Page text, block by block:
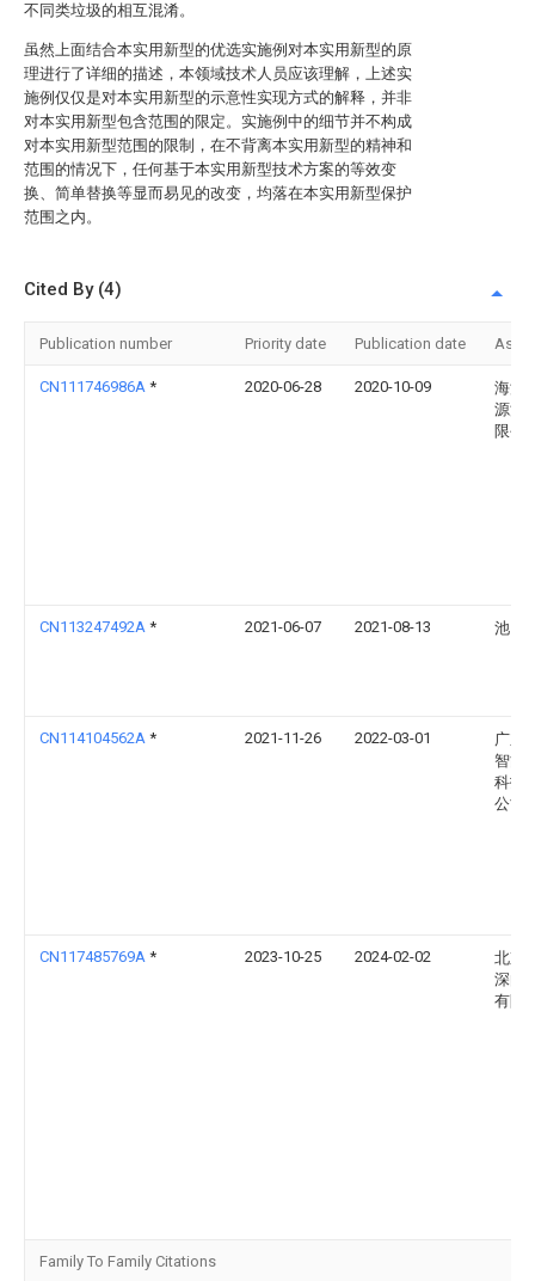
不同类垃圾的相互混淆。
虽然上面结合本实用新型的优选实施例对本实用新型的原
理进行了详细的描述，本领域技术人员应该理解，上述实
施例仅仅是对本实用新型的示意性实现方式的解释，并非
对本实用新型包含范围的限定。实施例中的细节并不构成
对本实用新型范围的限制，在不背离本实用新型的精神和
范围的情况下，任何基于本实用新型技术方案的等效变
换、简单替换等显而易见的改变，均落在本实用新型保护
范围之内。
Cited By (4)
Publication number Priority date Publication date
CN111746986A * 2020-06-28 2020-10-09
海汇
源汽
限公
CN113247492A * 2021-06-07 2021-08-13 池国
CN114104562A * 2021-11-26 2022-03-01
广东
智能
科技
公司
CN117485769A * 2023-10-25 2024-02-02
北京
深向
有限
Family To Family Citations